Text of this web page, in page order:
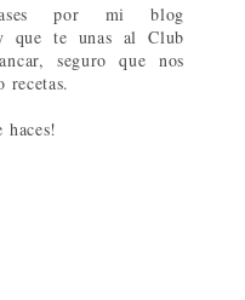
por mi blog
que te unas al Club
seguro que nos
recetas.
haces!